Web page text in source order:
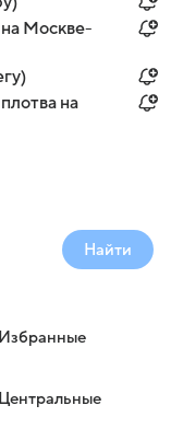
Москве-
на
Найти
Избранные
Центральные